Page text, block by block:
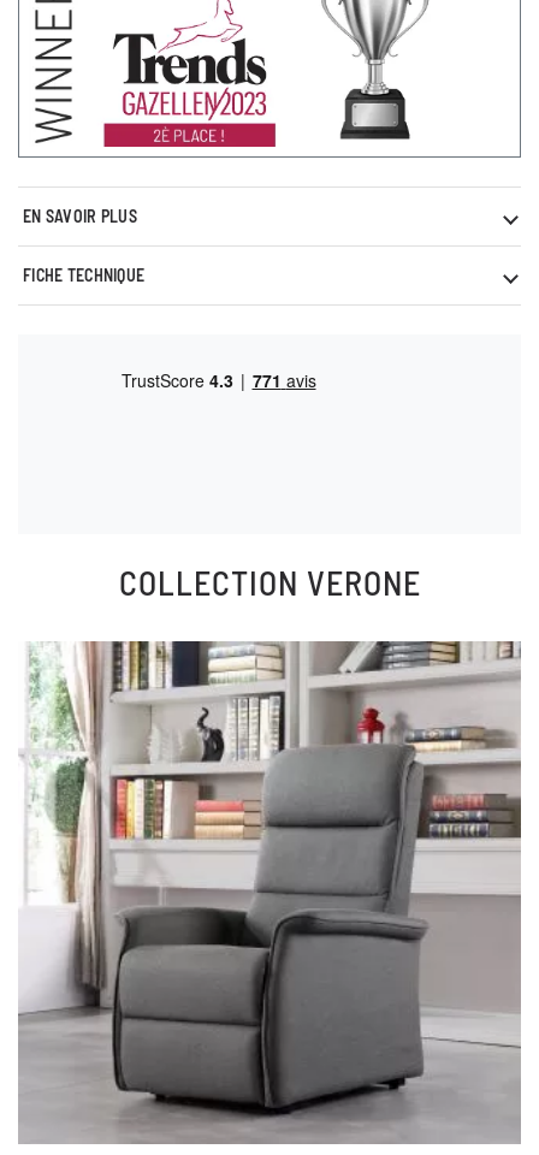
EN SAVOIR PLUS
FICHE TECHNIQUE
COLLECTION VERONE